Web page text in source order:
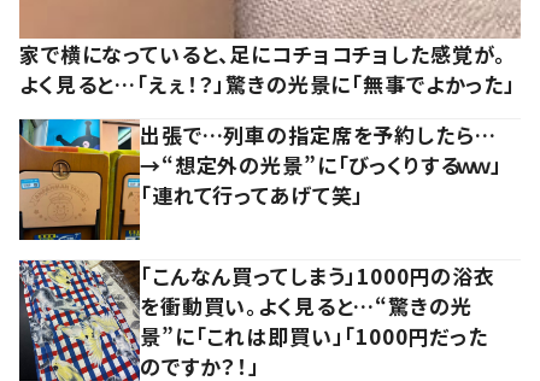
家で横になっていると、足にコチョコチョした感覚が。
よく見ると…「えぇ！？」驚きの光景に「無事でよかった」
出張で…列車の指定席を予約したら…
→“想定外の光景”に「びっくりするｗｗ」
「連れて行ってあげて笑」
「こんなん買ってしまう」1000円の浴衣
を衝動買い。よく見ると…“驚きの光
景”に「これは即買い」「1000円だった
のですか？！」